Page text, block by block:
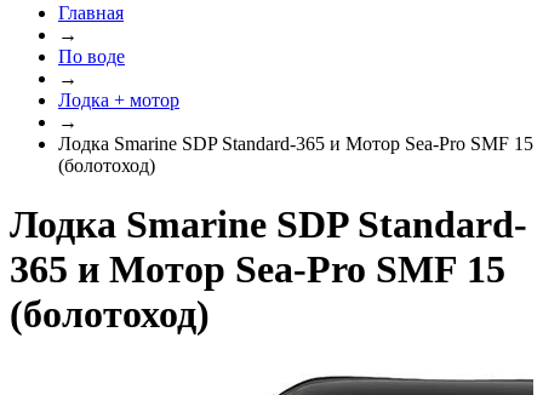
Главная
→
По воде
→
Лодка + мотор
→
Лодка Smarine SDP Standard-365 и Мотор Sea-Pro SMF 15
(болотоход)
Лодка Smarine SDP Standard-
365 и Мотор Sea-Pro SMF 15
(болотоход)